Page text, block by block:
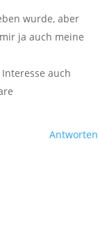
wurde, aber
ja auch meine
auch
Antworten